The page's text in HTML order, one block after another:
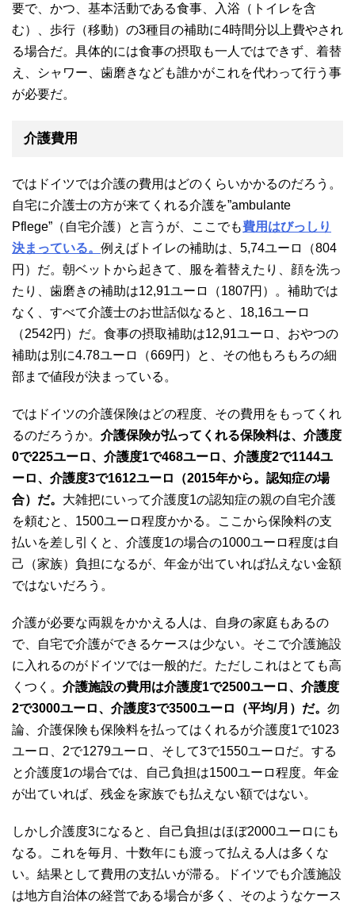
要で、かつ、基本活動である食事、入浴（トイレを含
む）、歩行（移動）の3種目の補助に4時間分以上費やされ
る場合だ。具体的には食事の摂取も一人ではできず、着替
え、シャワー、歯磨きなども誰かがこれを代わって行う事
が必要だ。
介護費用
ではドイツでは介護の費用はどのくらいかかるのだろう。
自宅に介護士の方が来てくれる介護を”ambulante
Pflege”（自宅介護）と言うが、ここでも費用はびっしり
決まっている。 例えばトイレの補助は、5,74ユーロ（804
円）だ。朝ベットから起きて、服を着替えたり、顔を洗っ
たり、歯磨きの補助は12,91ユーロ（1807円）。補助では
なく、すべて介護士のお世話似なると、18,16ユーロ
（2542円）だ。食事の摂取補助は12,91ユーロ、おやつの
補助は別に4.78ユーロ（669円）と、その他もろもろの細
部まで値段が決まっている。
ではドイツの介護保険はどの程度、その費用をもってくれ
るのだろうか。 介護保険が払ってくれる保険料は、介護度
0で225ユーロ、介護度1で468ユーロ、介護度2で1144ユ
ーロ、介護度3で1612ユーロ（2015年から。認知症の場
合）だ。 大雑把にいって介護度1の認知症の親の自宅介護
を頼むと、1500ユーロ程度かかる。ここから保険料の支
払いを差し引くと、介護度1の場合の1000ユーロ程度は自
己（家族）負担になるが、年金が出ていれば払えない金額
ではないだろう。
介護が必要な両親をかかえる人は、自身の家庭もあるの
で、自宅で介護ができるケースは少ない。そこで介護施設
に入れるのがドイツでは一般的だ。ただしこれはとても高
くつく。 介護施設の費用は介護度1で2500ユーロ、介護度
2で3000ユーロ、介護度3で3500ユーロ（平均/月）だ。 勿
論、介護保険も保険料を払ってはくれるが介護度1で1023
ユーロ、2で1279ユーロ、そして3で1550ユーロだ。する
と介護度1の場合では、自己負担は1500ユーロ程度。年金
が出ていれば、残金を家族でも払えない額ではない。
しかし介護度3になると、自己負担はほぼ2000ユーロにも
なる。これを毎月、十数年にも渡って払える人は多くな
い。結果として費用の支払いが滞る。ドイツでも介護施設
は地方自治体の経営である場合が多く、そのようなケース